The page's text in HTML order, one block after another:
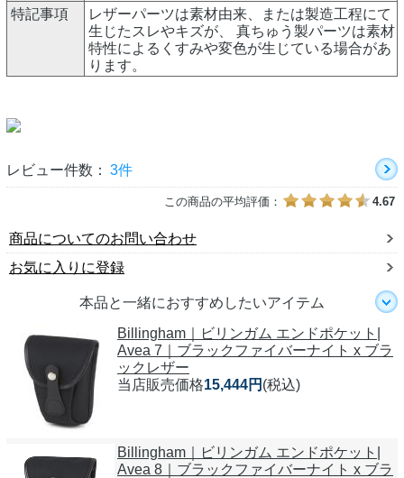
特記事項
レザーパーツは素材由来、または製造工程にて
生じたスレやキズが、 真ちゅう製パーツは素材
特性によるくすみや変色が生じている場合があ
ります。
レビュー件数： 3件
この商品の平均評価： 4.67
商品についてのお問い合わせ
お気に入りに登録
本品と一緒におすすめしたいアイテム
Billingham｜ビリンガム エンドポケット|
Avea 7｜ブラックファイバーナイト x ブラ
ックレザー
当店販売価格15,444円 (税込)
Billingham｜ビリンガム エンドポケット|
Avea 8｜ブラックファイバーナイト x ブラ